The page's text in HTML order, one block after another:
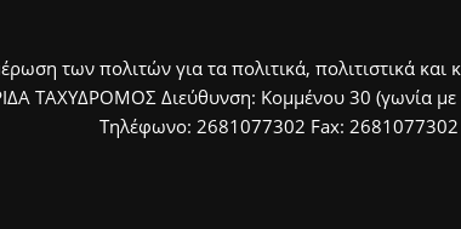
των πολιτών για τα πολιτικά, πολιτιστικά και
ΤΑΧΥΔΡΟΜΟΣ Διεύθυνση: Κομμένου 30 (γωνία
Τηλέφωνο: 2681077302 Fax: 2681077302